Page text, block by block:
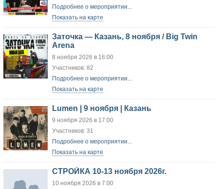
Подробнее о мероприятии...
Показать на карте
Заточка — Казань, 8 ноября / Big Twin
Arena
8 ноября 2026 в 16:00
Участников: 82
Подробнее о мероприятии...
Показать на карте
Lumen | 9 ноября | Казань
9 ноября 2026 в 17:00
Участников: 31
Подробнее о мероприятии...
Показать на карте
СТРОЙКА 10-13 ноября 2026г.
10 ноября 2026 в 7:00